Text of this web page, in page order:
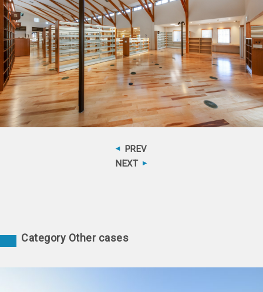
PREV
NEXT
Category Other cases